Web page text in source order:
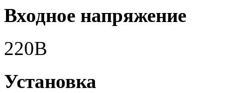
Входное напряжение
220В
Установка